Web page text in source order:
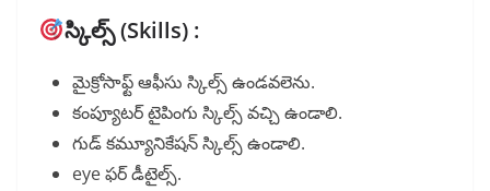
స్కిల్స్ (Skills) :
మైక్రోసాఫ్ట్ ఆఫీసు స్కిల్స్ ఉండవలెను.
కంప్యూటర్ టైపింగు స్కిల్స్ వచ్చి ఉండాలి.
గుడ్ కమ్యూనికేషన్ స్కిల్స్ ఉండాలి.
eye ఫర్ డీటైల్స్.